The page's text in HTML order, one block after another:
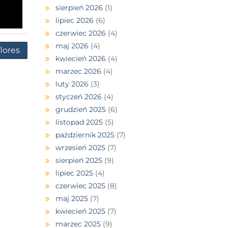
sierpień 2026 (1)
lipiec 2026 (6)
czerwiec 2026 (4)
maj 2026 (4)
kwiecień 2026 (4)
marzec 2026 (4)
luty 2026 (3)
styczeń 2026 (4)
grudzień 2025(6)
listopad 2025(5)
październik 2025(7)
wrzesień 2025(7)
sierpień 2025(9)
lipiec 2025(4)
czerwiec 2025(8)
maj 2025(7)
kwiecień 2025(7)
marzec 2025(9)